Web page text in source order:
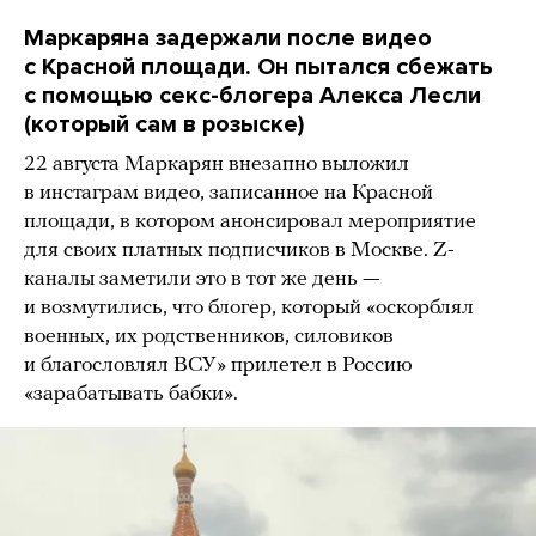
Маркаряна задержали после видео
с Красной площади. Он пытался сбежать
с помощью секс-блогера Алекса Лесли
(который сам в розыске)
22 августа Маркарян внезапно выложил
в инстаграм видео, записанное на Красной
площади, в котором анонсировал мероприятие
для своих платных подписчиков в Москве. Z-
каналы заметили это в тот же день —
и возмутились, что блогер, который «оскорблял
военных, их родственников, силовиков
и благословлял ВСУ» прилетел в Россию
«зарабатывать бабки».